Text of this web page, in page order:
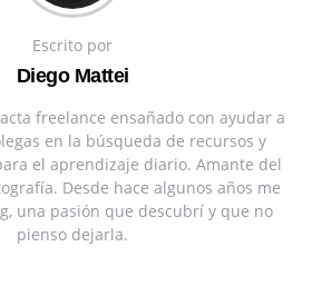
Escrito por
Diego Mattei
freelance ensañado con ayudar a
en la búsqueda de recursos y
el aprendizaje diario. Amante del
Desde hace algunos años me
una pasión que descubrí y que no
pienso dejarla.